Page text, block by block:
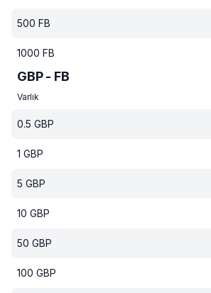
500 FB
1000 FB
GBP - FB
Varlık
0.5 GBP
1 GBP
5 GBP
10 GBP
50 GBP
100 GBP